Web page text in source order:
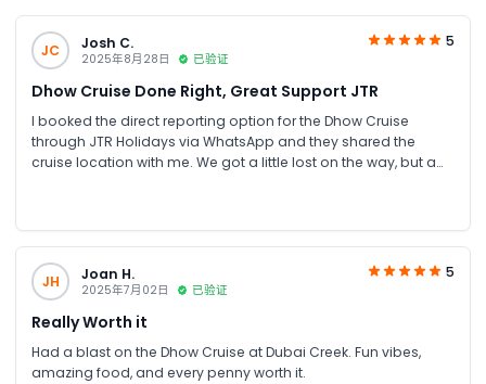
JC Josh C.
2025年8月28日 已验证
5
Dhow Cruise Done Right, Great Support JTR
I booked the direct reporting option for the Dhow Cruise
through JTR Holidays via WhatsApp and they shared the
cruise location with me. We got a little lost on the way, but a
recommend booking the shared transfers as it’s cheaper
than taking a taxi or driving yourself.
JH
Joan H.
2025年7月02日 已验证
5
Really Worth it
Had a blast on the Dhow Cruise at Dubai Creek. Fun vibes,
amazing food, and every penny worth it.